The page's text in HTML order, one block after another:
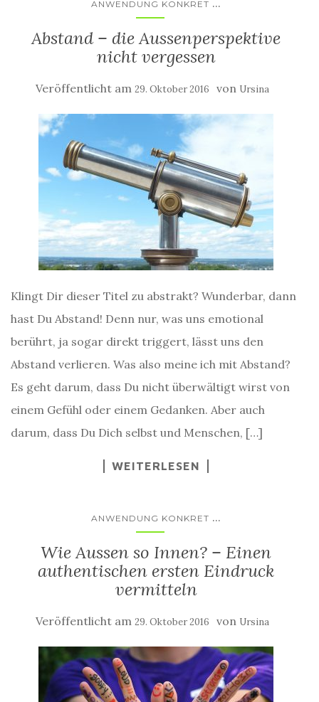
ANWENDUNG KONKRET ...
Abstand – die Aussenperspektive
nicht vergessen
Veröffentlicht am 29. Oktober 2016 von Ursina
Klingt Dir dieser Titel zu abstrakt? Wunderbar, dann
hast Du Abstand! Denn nur, was uns emotional
berührt, ja sogar direkt triggert, lässt uns den
Abstand verlieren. Was also meine ich mit Abstand?
Es geht darum, dass Du nicht überwältigt wirst von
einem Gefühl oder einem Gedanken. Aber auch
darum, dass Du Dich selbst und Menschen, […]
WEITERLESEN
ANWENDUNG KONKRET ...
Wie Aussen so Innen? – Einen
authentischen ersten Eindruck
vermitteln
Veröffentlicht am 29. Oktober 2016 von Ursina